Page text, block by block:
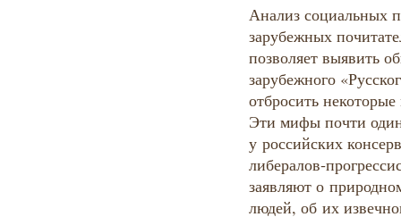
Анализ социальных
зарубежных
позволяет выявить
зарубежного
отбросить
Эти мифы почти
у российских
заявляют о
людей, об их